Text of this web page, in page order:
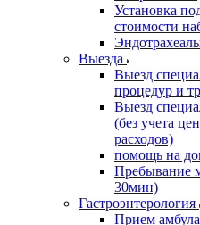
Установка
стоимости
Выезда
Выезд
процедур и
Выезд
(без учета
расходов)
помощь на
Пребывание
30мин)
Гастроэнтерология
Прием